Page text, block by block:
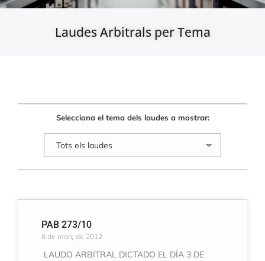
Laudes Arbitrals per Tema
Selecciona el tema dels laudes a mostrar:
PAB 273/10
8 de març de 2012
LAUDO ARBITRAL DICTADO EL DÍA 3 DE